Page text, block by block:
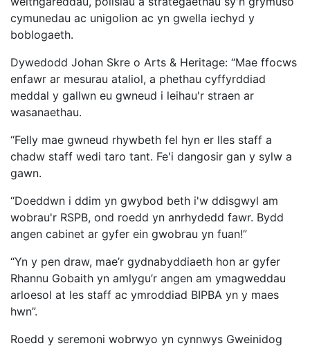
cymunedau ac unigolion ac yn gwella iechyd y
boblogaeth.
Dywedodd Johan Skre o Arts & Heritage: “Mae ffocws
enfawr ar mesurau ataliol, a phethau cyffyrddiad
meddal y gallwn eu gwneud i leihau'r straen ar
wasanaethau.
“Felly mae gwneud rhywbeth fel hyn er lles staff a
chadw staff wedi taro tant. Fe'i dangosir gan y sylw a
gawn.
“Doeddwn i ddim yn gwybod beth i'w ddisgwyl am
wobrau'r RSPB, ond roedd yn anrhydedd fawr. Bydd
angen cabinet ar gyfer ein gwobrau yn fuan!”
“Yn y pen draw, mae’r gydnabyddiaeth hon ar gyfer
Rhannu Gobaith yn amlygu’r angen am ymagweddau
arloesol at les staff ac ymroddiad BIPBA yn y maes
hwn”.
Roedd y seremoni wobrwyo yn cynnwys Gweinidog